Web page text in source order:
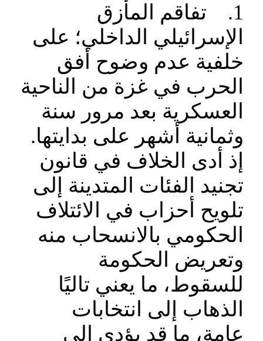
1. تفاقم المأزق
الإسرائيلي الداخلي؛ على
خلفية عدم وضوح أفق
الحرب في غزة من الناحية
العسكرية بعد مرور سنة
وثمانية أشهر على بدايتها.
إذ أدى الخلاف في قانون
تجنيد الفئات المتدينة إلى
تلويح أحزاب في الائتلاف
الحكومي بالانسحاب منه
وتعريض الحكومة
للسقوط، ما يعني تاليًا
الذهاب إلى انتخابات
عامة، ما قد يؤدي إلى